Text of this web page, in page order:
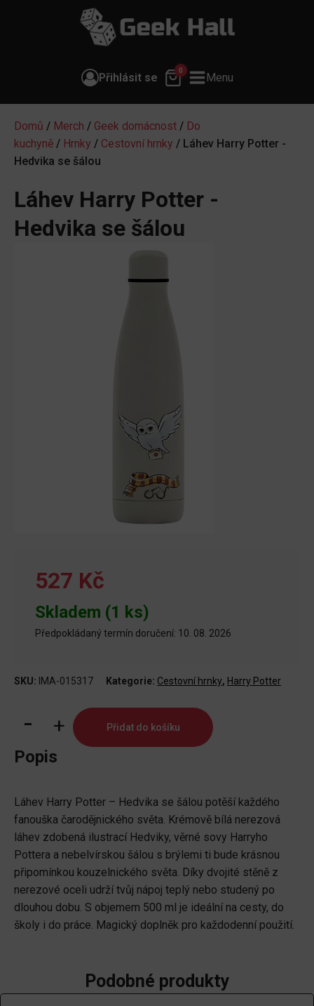
Přihlásit se
0
Menu
Domů / Merch / Geek domácnost / Do
kuchyně / Hrnky / Cestovní hrnky / Láhev Harry Potter -
Hedvika se šálou
Láhev Harry Potter -
Hedvika se šálou
527 Kč
Skladem (1 ks)
Předpokládaný termín doručení: 10. 08. 2026
SKU: IMA-015317 Kategorie: Cestovní hrnky, Harry Potter
Harry
Potter
se
šálou
množství
Přidat do košíku
Popis
Láhev Harry Potter – Hedvika se šálou potěší každého
fanouška čarodějnického světa. Krémově bílá nerezová
láhev zdobená ilustrací Hedviky, věrné sovy Harryho
Pottera a nebelvírskou šálou s brýlemi ti bude krásnou
připomínkou kouzelnického světa. Díky dvojité stěně z
nerezové oceli udrží tvůj nápoj teplý nebo studený po
dlouhou dobu. S objemem 500 ml je ideální na cesty, do
školy i do práce. Magický doplněk pro každodenní použití.
Podobné produkty